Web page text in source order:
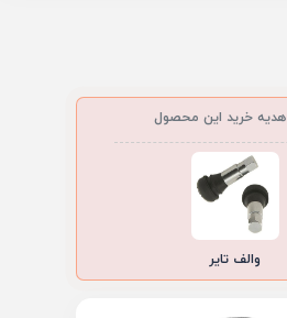
هدیه خرید این محصول
والف تایر